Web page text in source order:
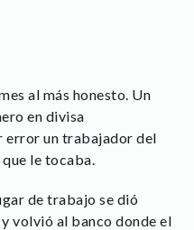
al más honesto. Un
en divisa
error un trabajador del
le tocaba.
de trabajo se dió
volvió al banco donde el